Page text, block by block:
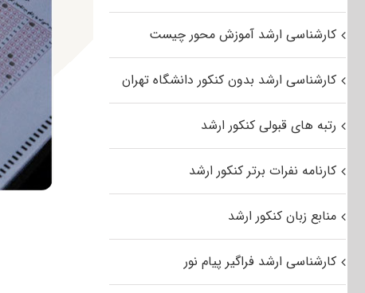
کارشناسی ارشد آموزش محور چیست
کارشناسی ارشد بدون کنکور دانشگاه تهران
رتبه های قبولی کنکور ارشد
کارنامه نفرات برتر کنکور ارشد
منابع زبان کنکور ارشد
کارشناسی ارشد فراگیر پیام نور